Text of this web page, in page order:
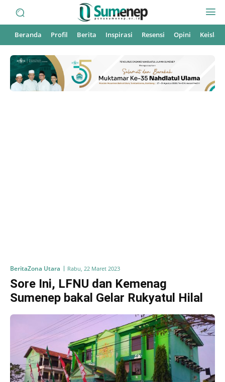
Beranda Profil Berita Inspirasi Resensi Opini
BeritaZona Utara Rabu, 22 Maret 2023
Sore Ini, LFNU dan Kemenag
Sumenep bakal Gelar Rukyatul Hilal